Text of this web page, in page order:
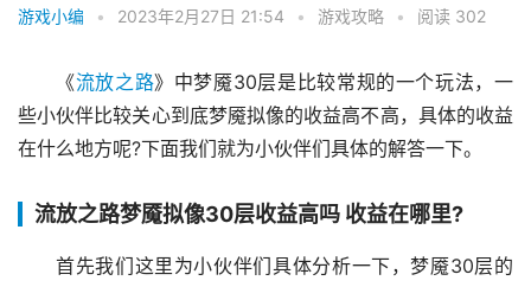
游戏小编 • 2023年2月27日 21:54 • 游戏攻略 • 阅读 302
《流放之路》中梦魇30层是比较常规的一个玩法，一
些小伙伴比较关心到底梦魇拟像的收益高不高，具体的收益
在什么地方呢?下面我们就为小伙伴们具体的解答一下。
流放之路梦魇拟像30层收益高吗 收益在哪里?
首先我们这里为小伙伴们具体分析一下，梦魇30层的